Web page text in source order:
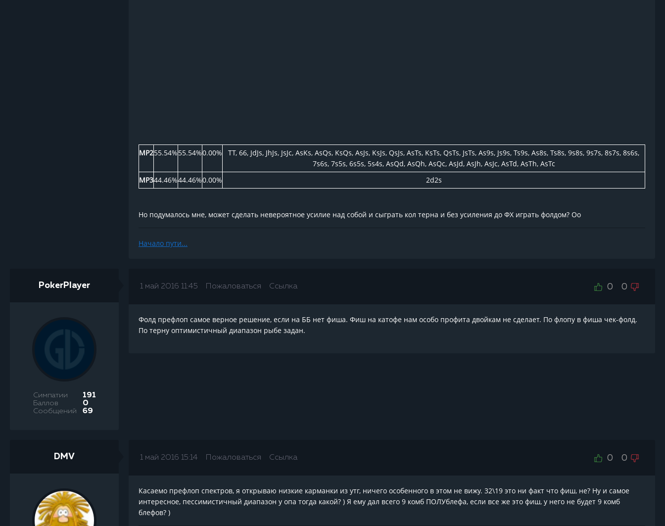
MP255.54%55.54%0.00%
TT, 66, JdJs, JhJs, JsJc, AsKs, AsQs, KsQs, AsJs, KsJs, QsJs, AsTs, KsTs, QsTs, JsTs, As9s, Js9s, Ts9s, As8s, Ts8s, 9s8s, 9s7s, 8s7s, 8s6s,
7s6s, 7s5s, 6s5s, 5s4s, AsQd, AsQh, AsQc, AsJd, AsJh, AsJc, AsTd, AsTh, AsTc
MP344.46%44.46%0.00% 2d2s
Но подумалось мне, может сделать невероятное усилие над собой и сыграть кол терна и без усиления до ФХ играть фолдом? Оо
Начало пути...
PokerPlayer
Симпатии 191
Баллов 0
Сообщений 69
1 май 2016 11:45 Пожаловаться Ссылка 0 0
Фолд префлоп самое верное решение, если на ББ нет фиша. Фиш на катофе нам особо профита двойкам не сделает. По флопу в фиша чек-фолд.
По терну оптимистичный диапазон рыбе задан.
DMV 1 май 2016 15:14 Пожаловаться Ссылка 0 0
Касаемо префлоп спектров, я открываю низкие карманки из утг, ничего особенного в этом не вижу. 32\19 это ни факт что фиш, не? Ну и самое
интересное, пессимистичный диапазон у опа тогда какой? ) Я ему дал всего 9 комб ПОЛУблефа, если все же это фиш, у него не будет 9 комб
блефов? )